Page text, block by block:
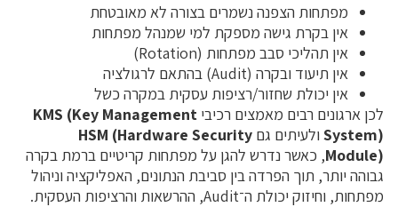
מפתחות הצפנה נשמרים בצורה לא מאובטחת
אין בקרת גישה מספקת למי שמנהל מפתחות
אין תהליכי סבב מפתחות (Rotation)
אין תיעוד ובקרה (Audit) בהתאם לרגולציה
אין יכולת שחזור/רציפות עסקית במקרה כשל
לכן ארגונים רבים מאמצים רכיבי KMS (Key Management
System) ולעיתים גם HSM (Hardware Security
Module), כאשר נדרש להגן על מפתחות קריטיים ברמת בקרה
גבוהה יותר, תוך הפרדה בין סביבת הנתונים, האפליקציה וניהול
מפתחות, וחיזוק יכולת ה־Audit, ההרשאות והרציפות העסקית.